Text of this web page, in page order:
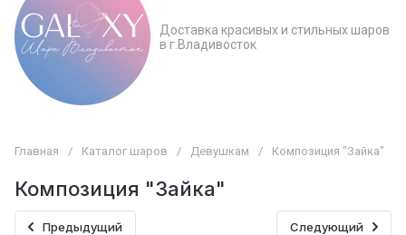
Доставка красивых и стильных шаров
в г.Владивосток
Главная / Каталог шаров / Девушкам / Композиция "Зайка"
Композиция "Зайка"
Предыдущий Следующий